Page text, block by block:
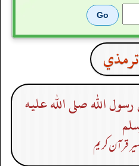
الله صلى الله عليه
قرآن کریم